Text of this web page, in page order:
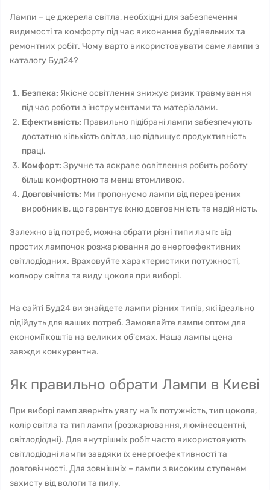
Лампи – це джерела світла, необхідні для забезпечення
видимості та комфорту під час виконання будівельних та
ремонтних робіт. Чому варто використовувати саме лампи з
каталогу Буд24?
Безпека: Якісне освітлення знижує ризик травмування
під час роботи з інструментами та матеріалами.
Ефективність: Правильно підібрані лампи забезпечують
достатню кількість світла, що підвищує продуктивність
праці.
Комфорт: Зручне та яскраве освітлення робить роботу
більш комфортною та менш втомливою.
Довговічність: Ми пропонуємо лампи від перевірених
виробників, що гарантує їхню довговічність та надійність.
Залежно від потреб, можна обрати різні типи ламп: від
простих лампочок розжарювання до енергоефективних
світлодіодних. Враховуйте характеристики потужності,
кольору світла та виду цоколя при виборі.
На сайті Буд24 ви знайдете лампи різних типів, які ідеально
підійдуть для ваших потреб. Замовляйте лампи оптом для
економії коштів на великих об'ємах. Наша лампы цена
завжди конкурентна.
Як правильно обрати Лампи в Києві
При виборі ламп зверніть увагу на їх потужність, тип цоколя,
колір світла та тип лампи (розжарювання, люмінесцентні,
світлодіодні). Для внутрішніх робіт часто використовують
світлодіодні лампи завдяки їх енергоефективності та
довговічності. Для зовнішніх – лампи з високим ступенем
захисту від вологи та пилу.